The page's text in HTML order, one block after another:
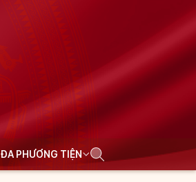
ĐA PHƯƠNG TIỆN